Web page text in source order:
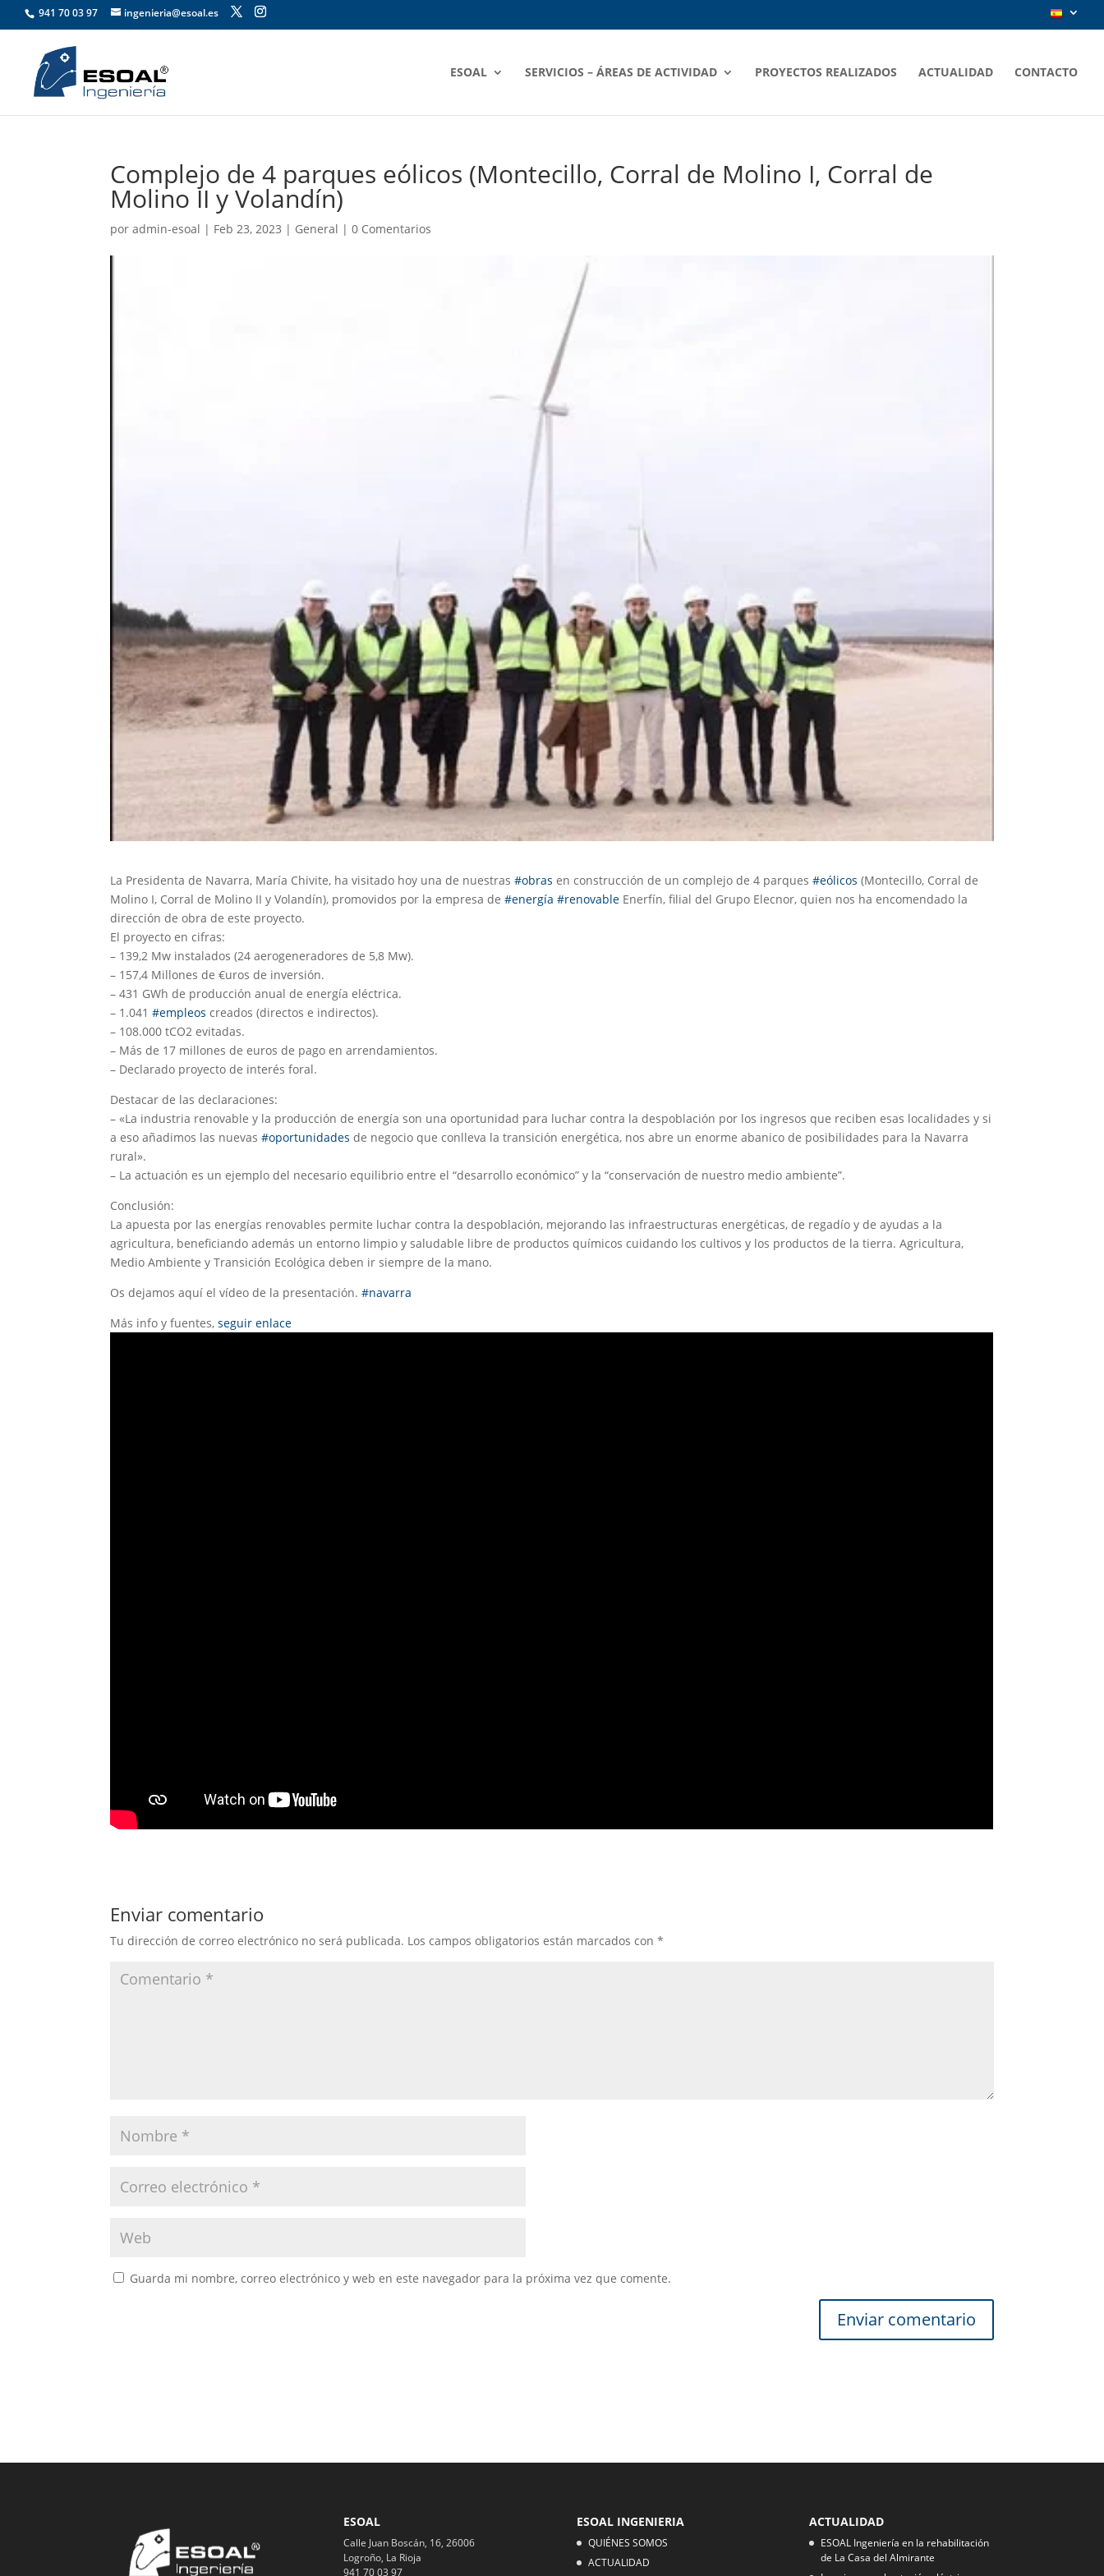
941 70 03 97 ingenieria@esoal.es
ESOAL SERVICIOS – ÁREAS DE ACTIVIDAD PROYECTOS REALIZADOS ACTUALIDAD CONTACTO
Complejo de 4 parques eólicos (Montecillo, Corral de Molino I, Corral de
Molino II y Volandín)
poradmin-esoal | Feb 23, 2023 | General |0 Comentarios
La Presidenta de Navarra, María Chivite, ha visitado hoy una de nuestras#obras en construcción de un complejo de 4 parques#eólicos (Montecillo, Corral de
Molino I, Corral de Molino II y Volandín), promovidos por la empresa de#energía #renovable Enerfín, filial del Grupo Elecnor, quien nos ha encomendado la
dirección de obra de este proyecto.
El proyecto en cifras:
– 139,2 Mw instalados (24 aerogeneradores de 5,8 Mw).
– 157,4 Millones de €uros de inversión.
– 431 GWh de producción anual de energía eléctrica.
– 1.041#empleos creados (directos e indirectos).
– 108.000 tCO2 evitadas.
– Más de 17 millones de euros de pago en arrendamientos.
– Declarado proyecto de interés foral.
Destacar de las declaraciones:
– «La industria renovable y la producción de energía son una oportunidad para luchar contra la despoblación por los ingresos que reciben esas localidades y si
a eso añadimos las nuevas#oportunidades de negocio que conlleva la transición energética, nos abre un enorme abanico de posibilidades para la Navarra
rural».
– La actuación es un ejemplo del necesario equilibrio entre el “desarrollo económico” y la “conservación de nuestro medio ambiente”.
Conclusión:
La apuesta por las energías renovables permite luchar contra la despoblación, mejorando las infraestructuras energéticas, de regadío y de ayudas a la
agricultura, beneficiando además un entorno limpio y saludable libre de productos químicos cuidando los cultivos y los productos de la tierra. Agricultura,
Medio Ambiente y Transición Ecológica deben ir siempre de la mano.
Os dejamos aquí el vídeo de la presentación.#navarra
Más info y fuentes,seguir enlace
Enviar comentario
Tu dirección de correo electrónico no será publicada. Los campos obligatorios están marcados con*
Guarda mi nombre, correo electrónico y web en este navegador para la próxima vez que comente.
ESOAL
Calle Juan Boscán, 16, 26006
Logroño, La Rioja
941 70 03 97
ESOAL INGENIERIA
QUIÉNES SOMOS
ACTUALIDAD
ACTUALIDAD
ESOAL Ingeniería en la rehabilitación
de La Casa del Almirante